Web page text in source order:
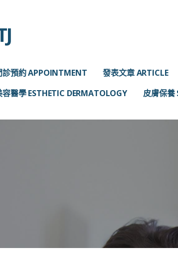
診預約 APPOINTMENT 發表文章 ARTICLE
容醫學 ESTHETIC DERMATOLOGY
皮膚保養